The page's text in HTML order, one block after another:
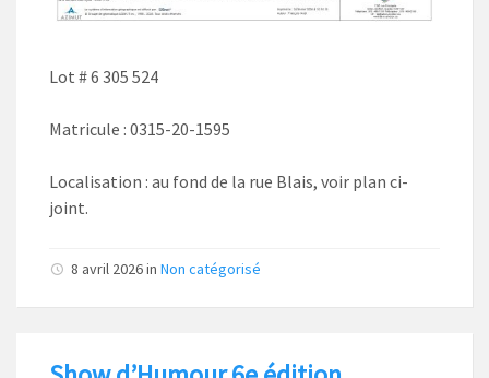
Lot # 6 305 524
Matricule : 0315-20-1595
Localisation : au fond de la rue Blais, voir plan ci-
joint.
8 avril 2026in Non catégorisé